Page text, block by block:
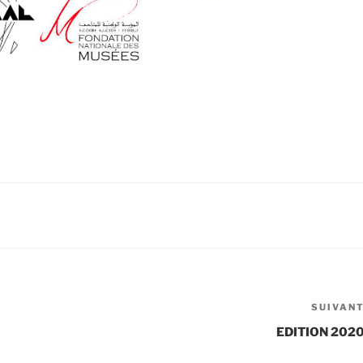
SUIVANT
EDITION